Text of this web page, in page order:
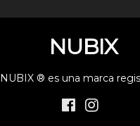
NUBIX
NUBIX ® es una marca